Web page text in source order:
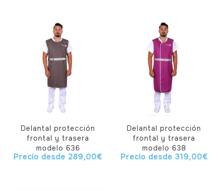
Delantal protección
frontal y trasera
modelo 636
Precio desde 289,00€
Delantal protección
frontal y trasera
modelo 638
Precio desde 319,00€